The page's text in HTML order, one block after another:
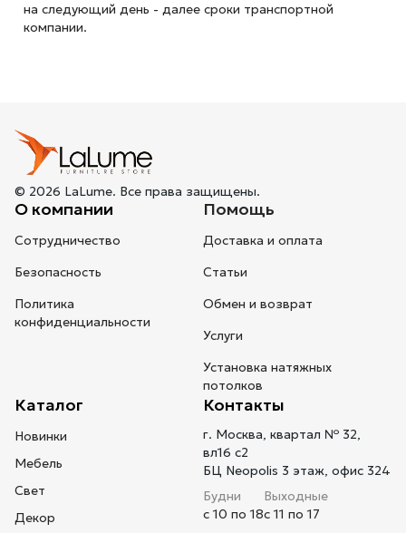
на следующий день - далее сроки транспортной
компании.
© 2026 LaLume. Все права защищены.
О компании
Сотрудничество
Безопасность
Политика
конфиденциальности
Помощь
Доставка и оплата
Статьи
Обмен и возврат
Услуги
Установка натяжных
потолков
Каталог
Новинки
Мебель
Свет
Декор
Контакты
г. Москва, квартал № 32,
вл16 с2
БЦ Neopolis 3 этаж, офис 324
Будни
с 10 по 18
Выходные
с 11 по 17